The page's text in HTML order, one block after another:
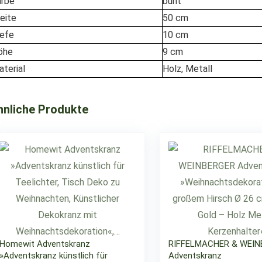
50 cm
10 cm
9 cm
Holz, Metall
Produkte
Homewit Adventskranz
»Adventskranz künstlich für
RIFFELMACHER &
Adventskranz